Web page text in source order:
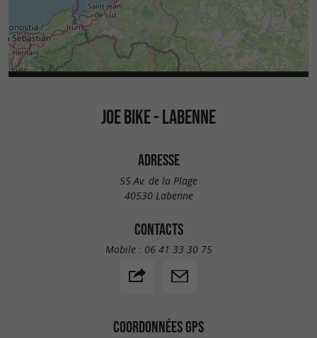
JOE BIKE - LABENNE
ADRESSE
55 Av. de la Plage
40530 Labenne
CONTACTS
Mobile : 06 41 33 30 75
COORDONNÉES GPS